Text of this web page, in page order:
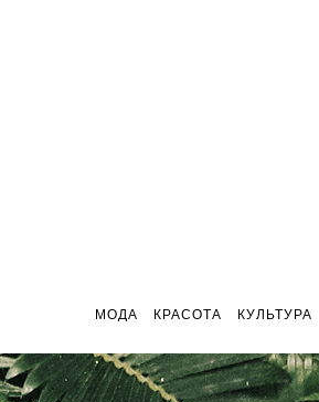
МОДА КРАСОТА КУЛЬТУРА